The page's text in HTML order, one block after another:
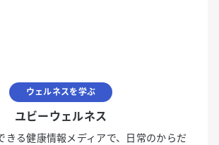
ウェルネスを学ぶ
ユビーウェルネス
きる健康情報メディアで、日常のからだ